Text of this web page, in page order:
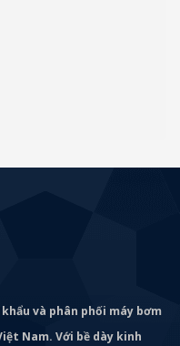
và phân phối máy bơm
Nam. Với bề dày kinh